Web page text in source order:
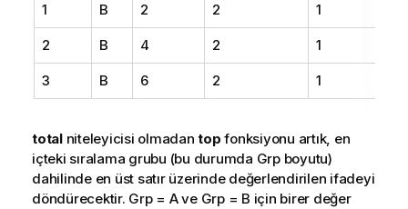
1 B 2 2 1
2 B 4 2 1
3 B 6 2 1
totalniteleyicisi olmadantop fonksiyonu artık, en
içteki sıralama grubu (bu durumda Grp boyutu)
dahilinde en üst satır üzerinde değerlendirilen ifadeyi
döndürecektir. Grp = A ve Grp = B için birer değer